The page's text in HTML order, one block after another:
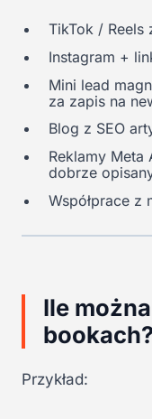
TikTok / Reels
Instagram +
Mini lead
za zapis na
Blog z SEO
Reklamy Meta
dobrze
Współprace z
Ile
bookach?
Przykład: